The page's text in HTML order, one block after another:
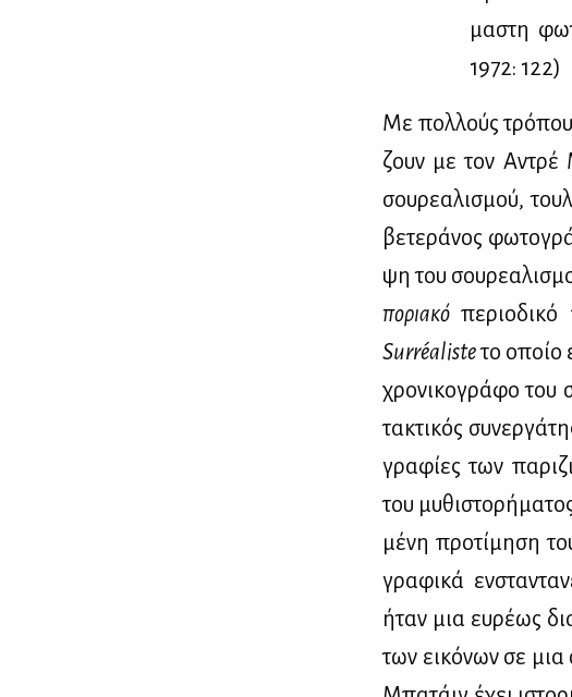
μα­στη
1972: 122)
Με πολ­λούς
ζουν με τον
σου­ρε­α­λι­σμού,
βε­τε­ρά­νος
ψη του
πο­ρια­κό
Surréalisteτο οποίο
χρο­νι­κο­γρά­φο του
τα­κτι­κός
γρα­φί­ες των
του
μέ­νη προ­τί­μη­ση
γρα­φι­κά
ήταν μια ευ­ρέ­ως
των ει­κό­νων σε